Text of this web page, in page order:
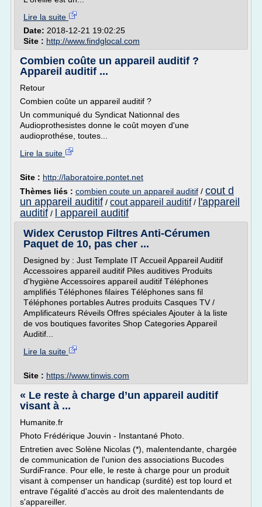
Lire la suite
Date: 2018-12-21 19:02:25
Site : http://www.findglocal.com
Combien coûte un appareil auditif ?
Appareil auditif ...
Retour
Combien coûte un appareil auditif ?
Un communiqué du Syndicat Nationnal des
Audioprothesistes donne le coût moyen d'une
audioprothése, toutes...
Lire la suite
Site : http://laboratoire.pontet.net
Thèmes liés : combien coute un appareil auditif / cout d
un appareil auditif / cout appareil auditif/ l'appareil
auditif /
l appareil auditif
Widex Cerustop Filtres Anti-Cérumen
Paquet de 10, pas cher ...
Designed by : Just Template IT Accueil Appareil Auditif
Accessoires appareil auditif Piles auditives Produits
d'hygiène Accessoires appareil auditif Téléphones
amplifiés Téléphones filaires Téléphones sans fil
Téléphones portables Autres produits Casques TV /
Amplificateurs Réveils Offres spéciales Ajouter à la liste
de vos boutiques favorites Shop Categories Appareil
Auditif...
Lire la suite
Site : https://www.tinwis.com
« Le reste à charge d’un appareil auditif
visant à ...
Humanite.fr
Photo Frédérique Jouvin - Instantané Photo.
Entretien avec Solène Nicolas (*), malentendante, chargée
de communication de l'union des associations Bucodes
SurdiFrance. Pour elle, le reste à charge pour un produit
visant à compenser un handicap (surdité) est top lourd et
entrave l'égalité d'accès au droit des malentendants de
s'appareiller.